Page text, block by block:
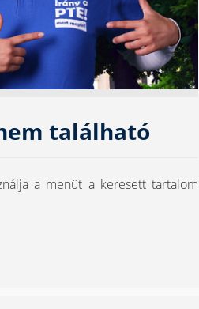
található
a menüt a keresett tartalom